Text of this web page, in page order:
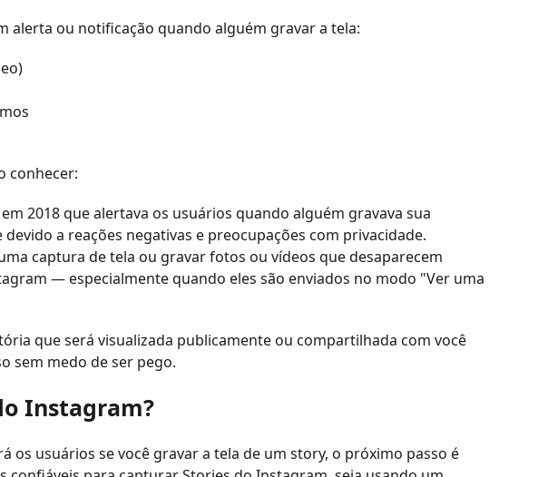
alerta ou notificação quando alguém gravar a tela:
conhecer:
2018 que alertava os usuários quando alguém gravava sua
a reações negativas e preocupações com privacidade.
captura de tela ou gravar fotos ou vídeos que desaparecem
— especialmente quando eles são enviados no modo "Ver uma
que será visualizada publicamente ou compartilhada com você
sem medo de ser pego.
Instagram?
os usuários se você gravar a tela de um story, o próximo passo é